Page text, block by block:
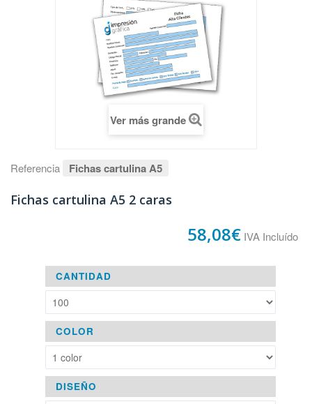
Ver más grande
Referencia Fichas cartulina A5
Fichas cartulina A5 2 caras
58,08€ IVA Incluído
CANTIDAD
COLOR
DISEÑO